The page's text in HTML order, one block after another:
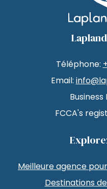
Téléphone:
Email:
Business
FCCA's
Meilleure agence
Destinations